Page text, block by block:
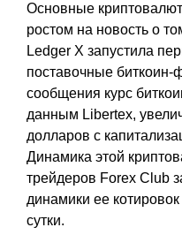
Основные
ростом на новость о
Ledger X запустила
поставочные
сообщения курс
данным Libertex,
долларов с
Динамика этой
трейдеров Forex Club
динамики ее
сутки.